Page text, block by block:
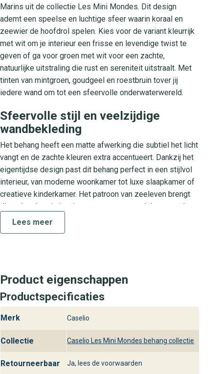
Marins uit de collectie Les Mini Mondes. Dit design
ademt een speelse en luchtige sfeer waarin koraal en
zeewier de hoofdrol spelen. Kies voor de variant kleurrijk
met wit om je interieur een frisse en levendige twist te
geven of ga voor groen met wit voor een zachte,
natuurlijke uitstraling die rust en sereniteit uitstraalt. Met
tinten van mintgroen, goudgeel en roestbruin tover jij
iedere wand om tot een sfeervolle onderwaterwereld.
Sfeervolle stijl en veelzijdige
wandbekleding
Het behang heeft een matte afwerking die subtiel het licht
vangt en de zachte kleuren extra accentueert. Dankzij het
eigentijdse design past dit behang perfect in een stijlvol
interieur, van moderne woonkamer tot luxe slaapkamer of
creatieve kinderkamer. Het patroon van zeeleven brengt
direct karakter in je ruimte en vormt een uniek eyecatcher
waar elke gast over zal praten.
collectie, waarin elk behangontwerp is geïnspireerd op
betoverende miniatuurlandschappen. Deze collectie biedt
wandbekleding in uiteenlopende thema’s, stuk voor stuk
met een verfijnde uitstraling en hoogwaardige kwaliteit. Zo
luxueus oogt.
Praktische kenmerken van Les
Lees meer
Product eigenschappen
Productspecificaties
Merk Caselio
Collectie Caselio Les Mini Mondes behang collectie
Retourneerbaar Ja, lees de voorwaarden